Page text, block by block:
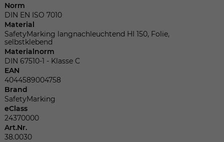
Norm
DIN EN ISO 7010
Material
SafetyMarking langnachleuchtend HI 150, Folie,
selbstklebend
Materialnorm
DIN 67510-1 - Klasse C
EAN
4044589004758
Brand
SafetyMarking
eClass
24370000
Art.Nr.
38.0030
Name
Anbieter
Zweck